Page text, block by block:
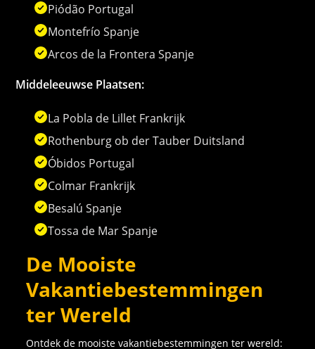
Piódão Portugal
Montefrío Spanje
Arcos de la Frontera Spanje
Middeleeuwse Plaatsen:
La Pobla de Lillet Frankrijk
Rothenburg ob der Tauber Duitsland
Óbidos Portugal
Colmar Frankrijk
Besalú Spanje
Tossa de Mar Spanje
De Mooiste
Vakantiebestemmingen
ter Wereld
Ontdek de mooiste vakantiebestemmingen ter wereld: